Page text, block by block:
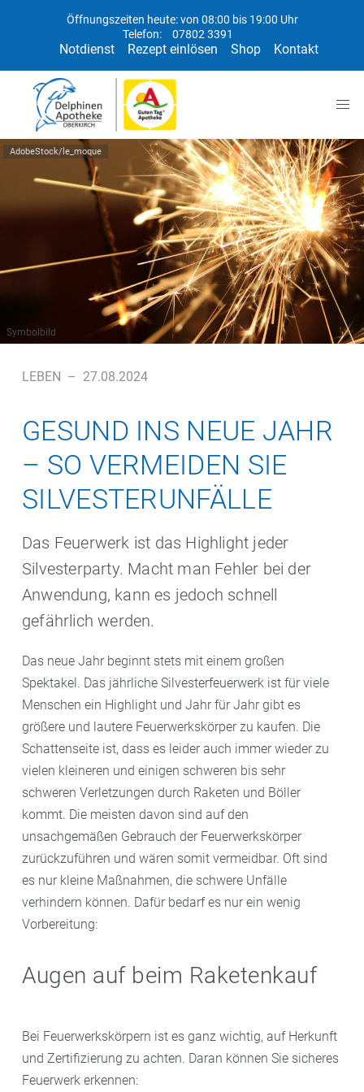
Öffnungszeiten heute: von 08:00 bis 19:00 Uhr
Telefon:
07802 3391
Notdienst Rezept einlösen Shop Kontakt
AdobeStock/le_moque
Symbolbild
LEBEN – 27.08.2024
GESUND INS NEUE JAHR
– SO VERMEIDEN SIE
SILVESTERUNFÄLLE
Das Feuerwerk ist das Highlight jeder
Silvesterparty. Macht man Fehler bei der
Anwendung, kann es jedoch schnell
gefährlich werden.
Das neue Jahr beginnt stets mit einem großen
Spektakel. Das jährliche Silvesterfeuerwerk ist für viele
Menschen ein Highlight und Jahr für Jahr gibt es
größere und lautere Feuerwerkskörper zu kaufen. Die
Schattenseite ist, dass es leider auch immer wieder zu
vielen kleineren und einigen schweren bis sehr
schweren Verletzungen durch Raketen und Böller
kommt. Die meisten davon sind auf den
unsachgemäßen Gebrauch der Feuerwerkskörper
zurückzuführen und wären somit vermeidbar. Oft sind
es nur kleine Maßnahmen, die schwere Unfälle
verhindern können. Dafür bedarf es nur ein wenig
Vorbereitung:
Augen auf beim Raketenkauf
Bei Feuerwerkskörpern ist es ganz wichtig, auf Herkunft
und Zertifizierung zu achten. Daran können Sie sicheres
Feuerwerk erkennen: